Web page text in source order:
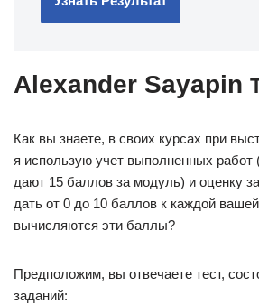
Alexander Sayapin
Как вы знаете, в своих курсах при
я использую учет выполненных работ
дают 15 баллов за модуль) и оценку
дать от 0 до 10 баллов к каждой
вычисляются эти баллы?
Предположим, вы отвечаете тест,
заданий: